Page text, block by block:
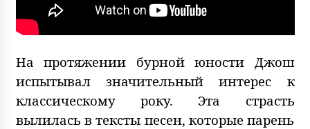
На протяжении бурной юности Джош
испытывал значительный интерес к
классическому року. Эта страсть
вылилась в тексты песен, которые парень